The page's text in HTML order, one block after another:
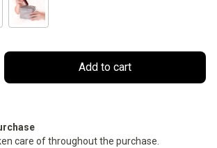
care of throughout the purchase.